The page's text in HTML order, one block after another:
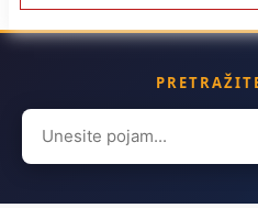
Search
for: